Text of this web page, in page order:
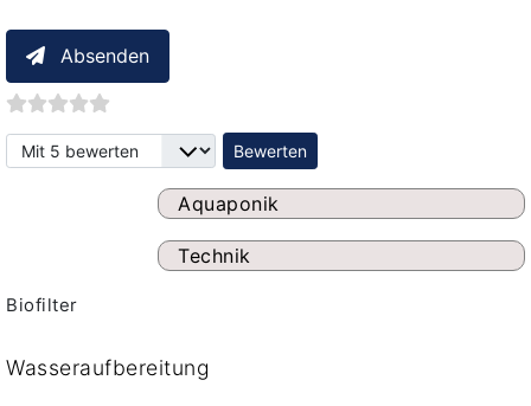
Absenden
Bitte bewerten
Aquaponik
Technik
Biofilter
Wasseraufbereitung